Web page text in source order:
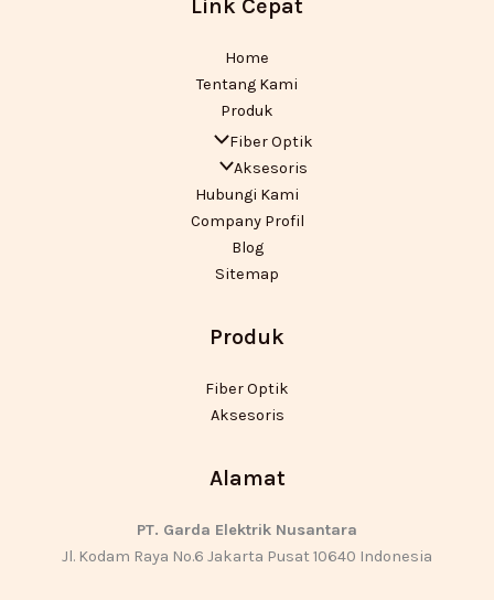
Link Cepat
Home
Tentang Kami
Produk
Fiber Optik
Aksesoris
Hubungi Kami
Company Profil
Blog
Sitemap
Produk
Fiber Optik
Aksesoris
Alamat
PT. Garda Elektrik Nusantara
Jl. Kodam Raya No.6 Jakarta Pusat 10640 Indonesia